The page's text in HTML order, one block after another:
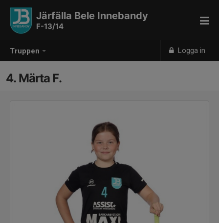
Truppen Logga in
Järfälla Bele Innebandy
F-13/14
4. Märta F.